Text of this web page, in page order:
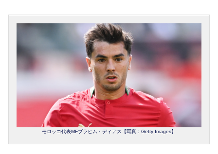
モロッコ代表MFブラヒム・ディアス【写真：Getty Images】